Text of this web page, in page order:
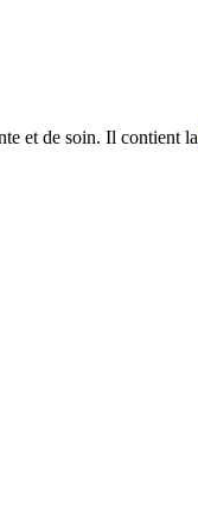
et de soin. Il contient la